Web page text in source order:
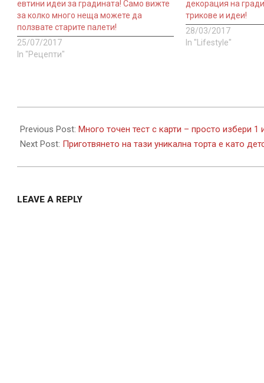
евтини идеи за градината! Само вижте
за колко много неща можете да
ползвате старите палети!
25/07/2017
In "Рецепти"
декорация на
трикове и идеи!
28/03/2017
In "Lifestyle"
07-
24
Previous Post: Много точен тест с карти – просто избери
Next Post: Приготвянето на тази уникална торта е като
LEAVE A REPLY